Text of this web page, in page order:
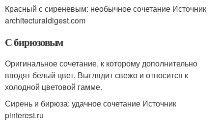
Красный с сиреневым: необычное сочетание Источник
architecturaldigest.com
С бирюзовым
Оригинальное сочетание, к которому дополнительно
вводят белый цвет. Выглядит свежо и относится к
холодной цветовой гамме.
Сирень и бирюза: удачное сочетание Источник
pinterest.ru